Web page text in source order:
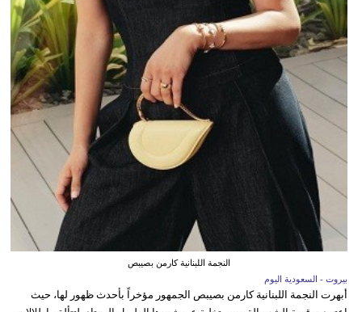
النجمة اللبنانية كارمن بصيبص
بيروت - السعودية اليوم
أبهرت النجمة اللبنانية كارمن بصيبص الجمهور مؤخراً بأحدث ظهور لها، حيث